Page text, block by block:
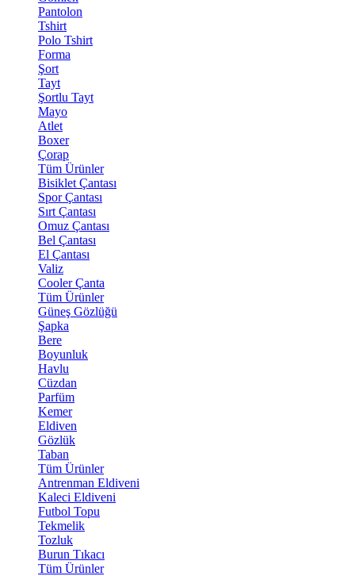
Pantolon
Tshirt
Polo Tshirt
Forma
Şort
Tayt
Şortlu Tayt
Mayo
Atlet
Boxer
Çorap
Tüm Ürünler
Bisiklet Çantası
Spor Çantası
Sırt Çantası
Omuz Çantası
Bel Çantası
El Çantası
Valiz
Cooler Çanta
Tüm Ürünler
Güneş Gözlüğü
Şapka
Bere
Boyunluk
Havlu
Cüzdan
Parfüm
Kemer
Eldiven
Gözlük
Taban
Tüm Ürünler
Antrenman Eldiveni
Kaleci Eldiveni
Futbol Topu
Tekmelik
Tozluk
Burun Tıkacı
Tüm Ürünler